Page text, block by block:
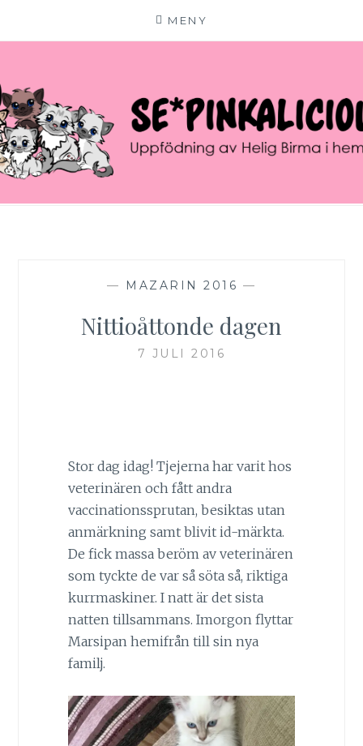
MENY
innehåll
SE*PINKALICIOUS
VÄLKOMMEN TILL VÅR LILLA KATTERIA!
— MAZARIN 2016 —
Nittioåttonde dagen
7 JULI 2016
Stor dag idag! Tjejerna har varit hos
veterinären och fått andra
vaccinationssprutan, besiktas utan
anmärkning samt blivit id-märkta.
De fick massa beröm av veterinären
som tyckte de var så söta så, riktiga
kurrmaskiner. I natt är det sista
natten tillsammans. Imorgon flyttar
Marsipan hemifrån till sin nya
familj.